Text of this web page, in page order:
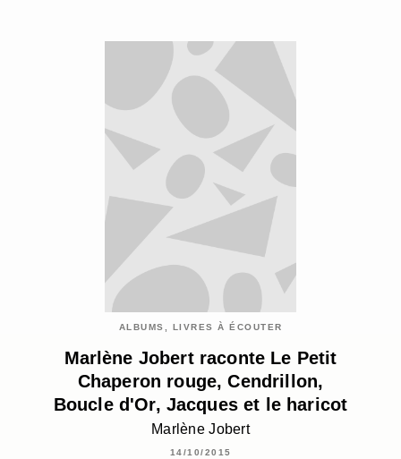
ALBUMS, LIVRES À ÉCOUTER
Marlène Jobert raconte Le Petit
Chaperon rouge, Cendrillon,
Boucle d'Or, Jacques et le haricot
Marlène Jobert
14/10/2015